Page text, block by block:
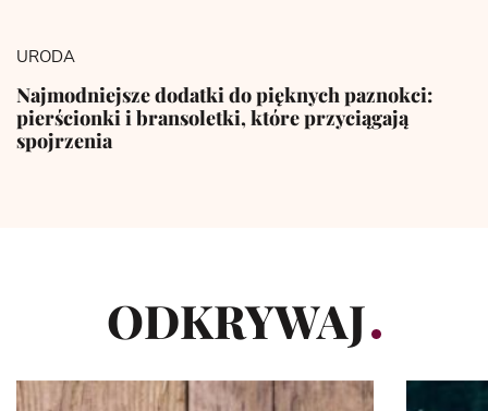
URODA
Najmodniejsze dodatki do pięknych paznokci:
pierścionki i bransoletki, które przyciągają
spojrzenia
ODKRYWAJ